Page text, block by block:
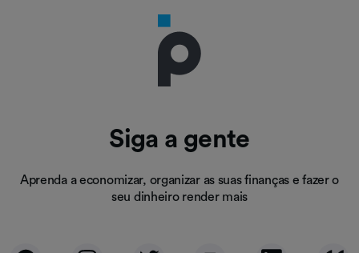
Siga a gente
Aprenda a economizar, organizar as suas finanças e fazer o
seu dinheiro render mais